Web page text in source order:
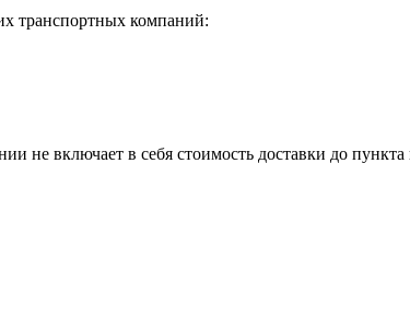
транспортных компаний:
не включает в себя стоимость доставки до